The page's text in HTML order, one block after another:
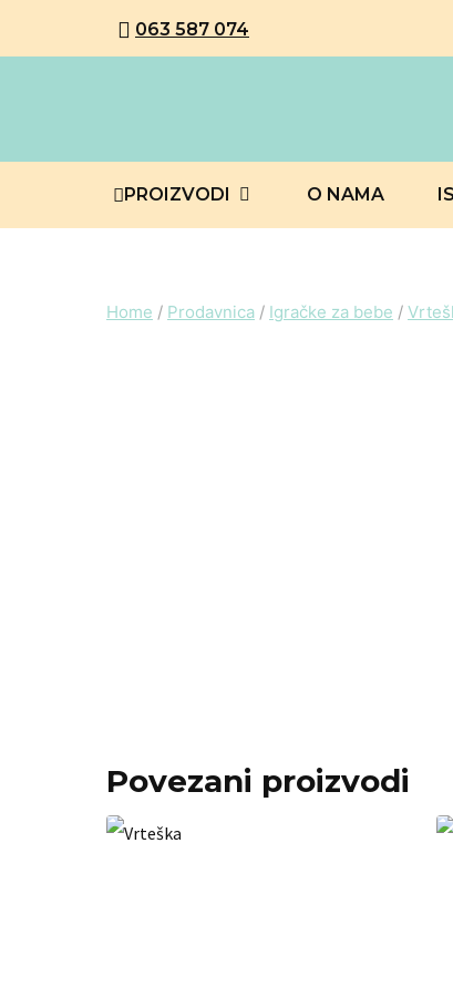
063 587 074
PROIZVODI O NAMA
Home / Prodavnica / Igračke za bebe /
Povezani proizvodi